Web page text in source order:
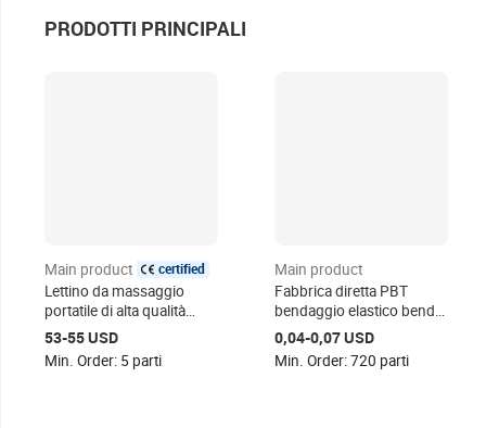
PRODOTTI PRINCIPALI
Main product
certified
Lettino da massaggio
portatile di alta qualità
lettino da massaggio
bellezza letto da
53-55 USD
Min. Order: 5 parti
Main product
Fabbrica diretta PBT
bendaggio elastico benda
di garza bendaggio
elastico
0,04-0,07 USD
Min. Order: 720 parti